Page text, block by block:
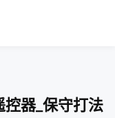
器_保守打法